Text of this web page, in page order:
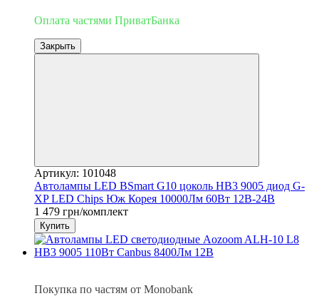
Оплата частями ПриватБанка
Закрыть
Артикул: 101048
Автолампы LED BSmart G10 цоколь HB3 9005 диод G-
XP LED Chips Юж Корея 10000Лм 60Вт 12В-24В
1 479 грн/комплект
Купить
Покупка по частям от Monobank